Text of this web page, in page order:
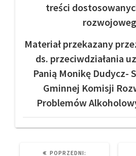
treści
Materiał przekazany
ds. przeciwdziałania
Panią Monikę Dudycz-
Gminnej Komisji
Problemów
POPRZEDNI: